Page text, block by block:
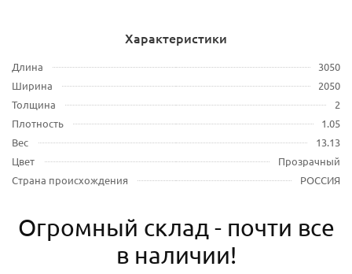
Характеристики
Длина
3050
Ширина
2050
Толщина
2
Плотность
1.05
Вес
13.13
Цвет
Прозрачный
Страна происхождения
РОССИЯ
Огромный склад - почти все
в наличии!